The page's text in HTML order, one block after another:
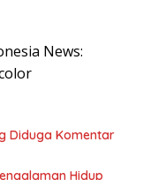
News:
Diduga Komentar
Hidup